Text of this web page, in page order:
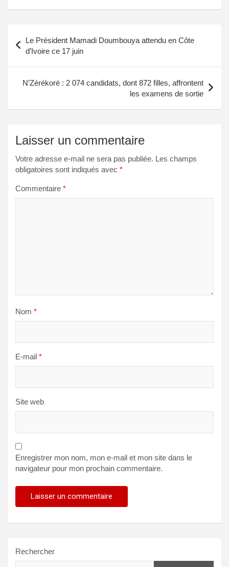
de
l’article
Le Président Mamadi Doumbouya attendu en Côte
d’Ivoire ce 17 juin
N’Zérékoré : 2 074 candidats, dont 872 filles, affrontent
les examens de sortie
Laisser un commentaire
Votre adresse e-mail ne sera pas publiée. Les champs
obligatoires sont indiqués avec *
Commentaire *
Nom *
E-mail *
Site web
Enregistrer mon nom, mon e-mail et mon site dans le
navigateur pour mon prochain commentaire.
Rechercher